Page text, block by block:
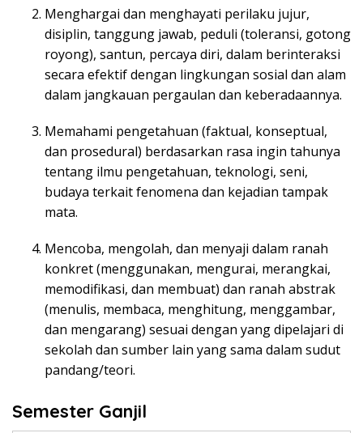
Menghargai dan menghayati perilaku jujur,
disiplin, tanggung jawab, peduli (toleransi, gotong
royong), santun, percaya diri, dalam berinteraksi
secara efektif dengan lingkungan sosial dan alam
dalam jangkauan pergaulan dan keberadaannya.
Memahami pengetahuan (faktual, konseptual,
dan prosedural) berdasarkan rasa ingin tahunya
tentang ilmu pengetahuan, teknologi, seni,
budaya terkait fenomena dan kejadian tampak
mata.
Mencoba, mengolah, dan menyaji dalam ranah
konkret (menggunakan, mengurai, merangkai,
memodifikasi, dan membuat) dan ranah abstrak
(menulis, membaca, menghitung, menggambar,
dan mengarang) sesuai dengan yang dipelajari di
sekolah dan sumber lain yang sama dalam sudut
pandang/teori.
Semester Ganjil